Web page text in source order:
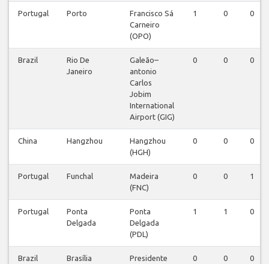
Portugal Porto
Francisco Sá
Carneiro
(OPO)
1 0 0
Brazil
Rio De
Janeiro
Galeão–
antonio
Carlos
Jobim
International
Airport (GIG)
0 0 0
China Hangzhou
Hangzhou
(HGH)
0 0 0
Portugal Funchal
Madeira
(FNC)
0 0 1
Portugal
Ponta
Delgada
Ponta
Delgada
(PDL)
1 1 0
Brazil Brasília
Presidente
0 0 0